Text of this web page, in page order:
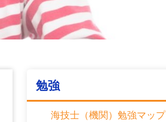
勉強
海技士（機関）勉強マップ